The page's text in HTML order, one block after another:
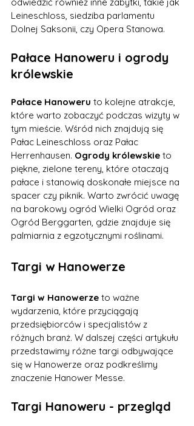
Leineschloss, siedziba parlamentu
Dolnej Saksonii, czy Opera Stanowa.
Pałace Hanoweru i ogrody
królewskie
Pałace Hanoweru to kolejne atrakcje,
które warto zobaczyć podczas wizyty w
tym mieście. Wśród nich znajdują się
Pałac Leineschloss oraz Pałac
Herrenhausen. Ogrody królewskie to
piękne, zielone tereny, które otaczają
pałace i stanowią doskonałe miejsce na
spacer czy piknik. Warto zwrócić uwagę
na barokowy ogród Wielki Ogród oraz
Ogród Berggarten, gdzie znajduje się
palmiarnia z egzotycznymi roślinami.
Targi w Hanowerze
Targi w Hanowerze to ważne
wydarzenia, które przyciągają
przedsiębiorców i specjalistów z
różnych branż. W dalszej części artykułu
przedstawimy różne targi odbywające
się w Hanowerze oraz podkreślimy
znaczenie Hanower Messe.
Targi Hanoweru - przegląd